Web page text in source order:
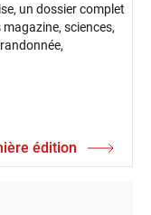
un dossier complet
sciences,
édition